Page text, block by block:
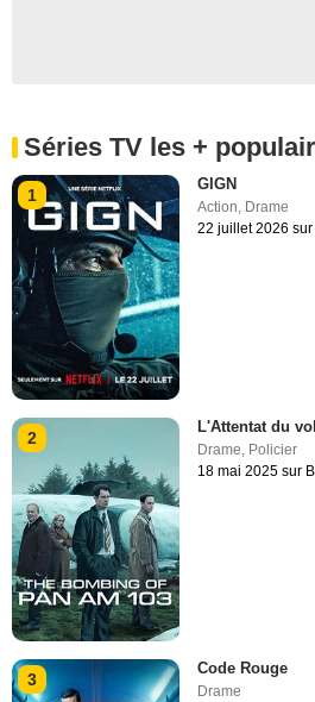
Séries TV les +
1
GIGN
Action, Drame
22 juillet 2026
2
L'Attentat du
Drame Policier
18 mai 2025 sur
3
Code Rouge
Drame